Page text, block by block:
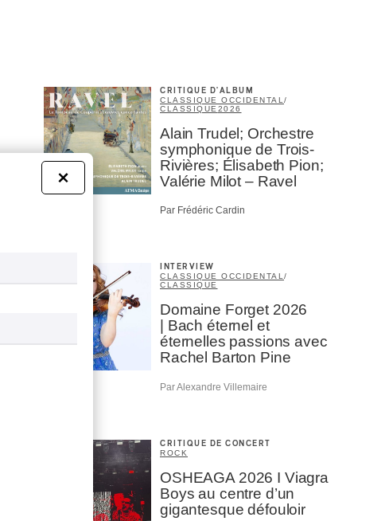
CRITIQUE D'ALBUM
CLASSIQUE OCCIDENTAL /
CLASSIQUE 2026
Alain Trudel; Orchestre
symphonique de Trois-
Rivières; Élisabeth Pion;
Valérie Milot – Ravel
Par Frédéric Cardin
INTERVIEW
CLASSIQUE OCCIDENTAL/
CLASSIQUE
Domaine Forget 2026
| Bach éternel et
éternelles passions avec
Rachel Barton Pine
Par Alexandre Villemaire
CRITIQUE DE CONCERT
ROCK
OSHEAGA 2026 I Viagra
Boys au centre d’un
gigantesque défouloir
×